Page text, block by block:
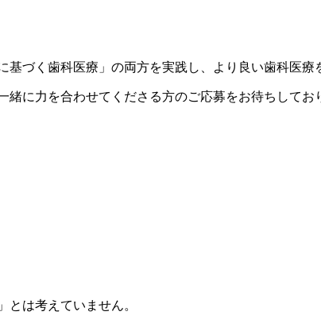
づく歯科医療」の両方を実践し、より良い歯科医
に力を合わせてくださる方のご応募をお待ちしてお
は考えていません。